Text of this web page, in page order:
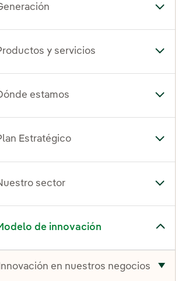
y servicios
estamos
Estratégico
sector
de innovación
para Modelo de innovación
Innovación en nuestros negocios